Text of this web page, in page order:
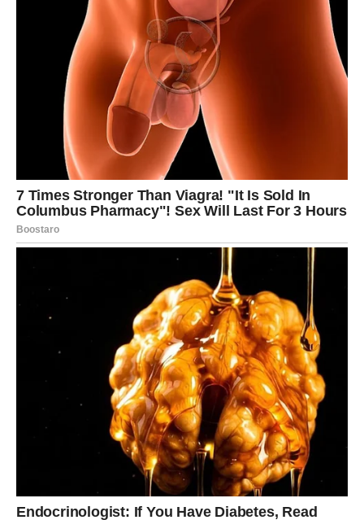
Ali sada dolazi faza u kojoj se energija menja.
U narednom periodu Vodolija može dobiti priliku da
pokaže svoj potencijal i da realizuje ideje koje su dugo
bile samo plan. To može biti novi projekat, saradnja sa
ljudima koji dele sličnu viziju ili čak prilika da započne
nešto potpuno novo.
Vodolija je znak koji često postiže uspeh onda kada ima
slobodu da izrazi svoju kreativnost. Upravo sada zvezde
joj daju priliku da to uradi.
Za mnoge Vodolije ovo može biti period velikog ličnog i
profesionalnog napretka. Njihove ideje mogu biti
prepoznate, a njihov trud nagrađen na način koji donosi i
zadovoljstvo i stabilnost.
Najvažnije je da Vodolija veruje u svoju viziju i da ne
odustaje od planova koji su joj važni. Upravo sada postoji
velika šansa da se snovi pretvore u stvarnost.
Bik – Stabilan put ka velikom